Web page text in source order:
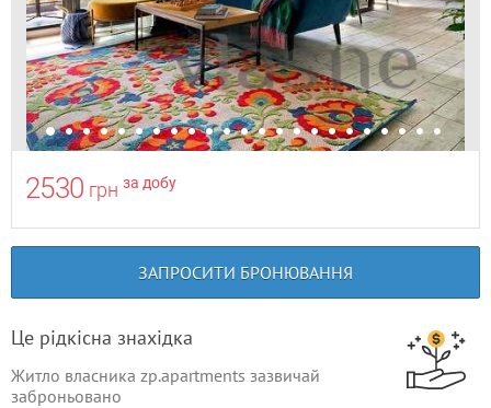
2530 грн за добу
ЗАПРОСИТИ БРОНЮВАННЯ
Це рідкісна знахідка
Житло власника zp.apartments зазвичай
заброньовано